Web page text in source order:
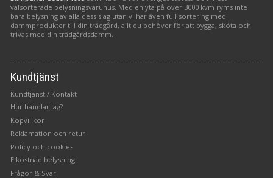
välsorterade belysningsvaruhus. Med en yta på över 3000 kvm ryms inte
bara belysning av alla dess slag utan vi har även full sortering med
dammprodukter till din trädgård, allt du behöver för att bygga, sköta och
trivas med din trädgårdsdamm.
Kundtjänst
Kundtjänst / Kontakt
Hur handlar jag?
Köpvillkor
Reklamation och retur
Policy och cookies
Elkostnad belysning
Frågor & Svar